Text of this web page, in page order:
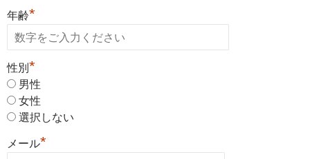
年齢*
性別 *
男性
女性
選択しない
メール*